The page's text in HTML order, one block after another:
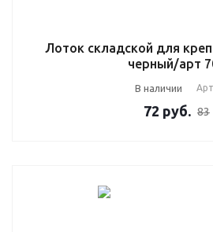
Лоток складской для
черный/арт
В наличии
72 руб. 83